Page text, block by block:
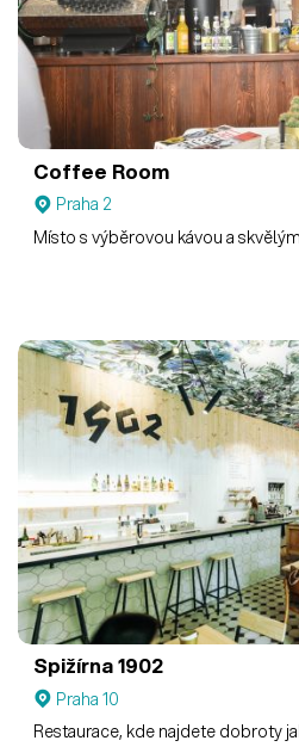
Coffee Room
Praha 2
Místo s výběrovou kávou a
Spižírna 1902
Praha 10
Restaurace, kde najdete dobroty